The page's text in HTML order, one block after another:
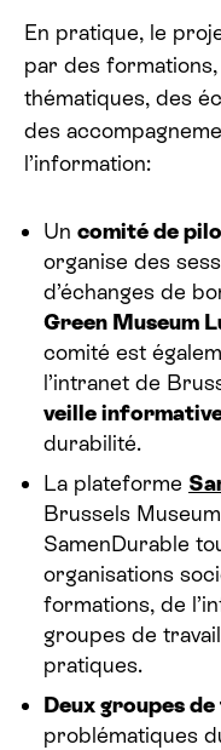
En pratique, le
par des
thématiques, des
des
l’information:
Un comité de
organise des
d’échanges de
Green Museum
comité est
l’intranet de
veille
durabilité.
La plateforme
Brussels
SamenDurable
organisations
formations, de
groupes de
pratiques.
Deux groupes
problématiques